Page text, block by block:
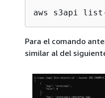
aws s3api
Para el comando
similar al del